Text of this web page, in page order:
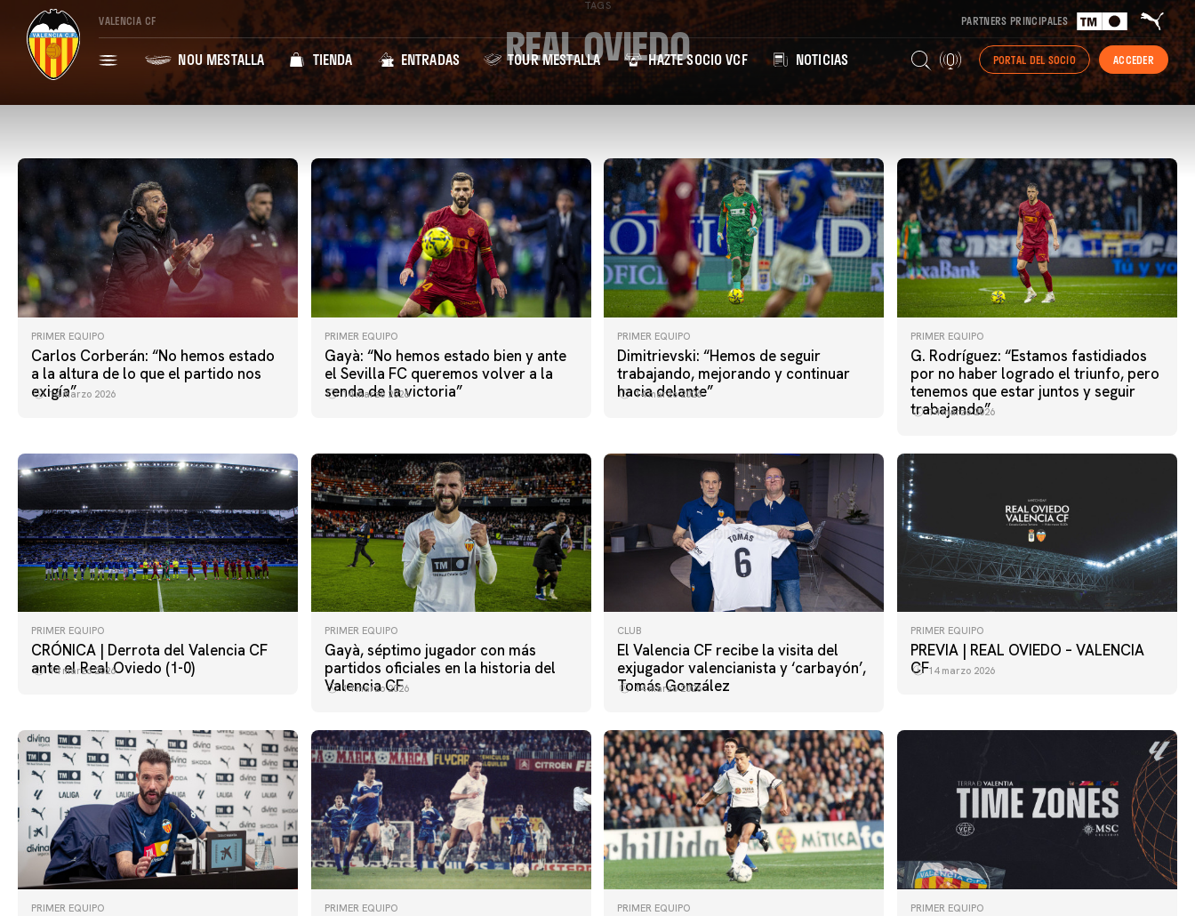
VALENCIA CF PARTNERS PRINCIPALES
NOU MESTALLA TIENDA ENTRADAS TOUR MESTALLA HAZTE SOCIO VCF NOTICIAS PORTAL DEL SOCIO ACCEDER
TAGS
REAL OVIEDO
PRIMER EQUIPO
Carlos Corberán: “No hemos estado
a la altura de lo que el partido nos
exigía”
14 marzo 2026
PRIMER EQUIPO
Gayà: “No hemos estado bien y ante
el Sevilla FC queremos volver a la
senda de la victoria”
14 marzo 2026
PRIMER EQUIPO
Dimitrievski: “Hemos de seguir
trabajando, mejorando y continuar
hacia delante”
14 marzo 2026
PRIMER EQUIPO
G. Rodríguez: “Estamos fastidiados
por no haber logrado el triunfo, pero
tenemos que estar juntos y seguir
trabajando”
14 marzo 2026
PRIMER EQUIPO
CRÓNICA | Derrota del Valencia CF
ante el Real Oviedo (1-0)
14 marzo 2026
PRIMER EQUIPO
Gayà, séptimo jugador con más
partidos oficiales en la historia del
Valencia CF
14 marzo 2026
CLUB
El Valencia CF recibe la visita del
exjugador valencianista y ‘carbayón’,
Tomás González
14 marzo 2026
PRIMER EQUIPO
PREVIA | REAL OVIEDO – VALENCIA
CF14 marzo 2026
PRIMER EQUIPO PRIMER EQUIPO PRIMER EQUIPO PRIMER EQUIPO